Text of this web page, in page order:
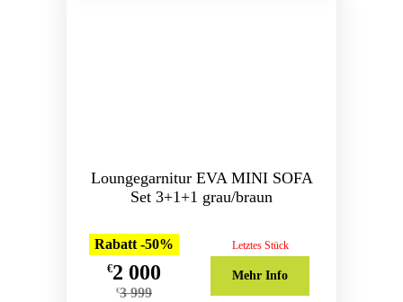
Loungegarnitur EVA MINI SOFA
Set 3+1+1 grau/braun
Rabatt -50%
€2 000
€3 999
Letztes Stück
Mehr Info